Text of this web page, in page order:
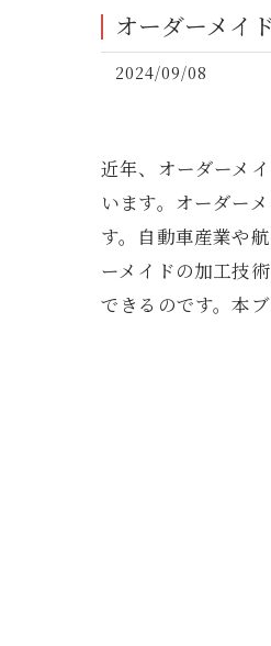
オーダーメイ
2024/09/08
近年、オーダーメ
います。オーダー
す。自動車産業や
ーメイドの加工技
できるのです。本